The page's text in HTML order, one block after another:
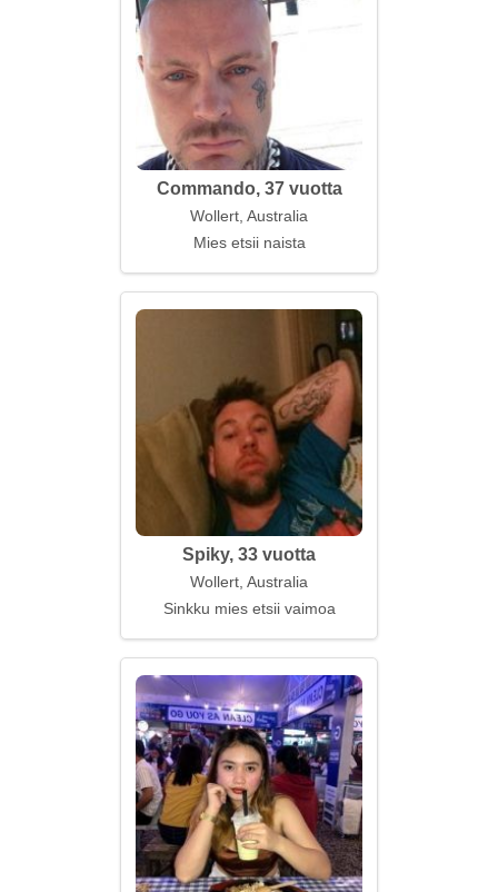
Commando, 37 vuotta
Wollert, Australia
Mies etsii naista
Spiky, 33 vuotta
Wollert, Australia
Sinkku mies etsii vaimoa